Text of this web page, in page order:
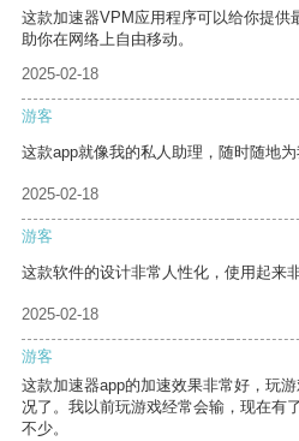
这款加速器VPM应用程序可以给你提供
助你在网络上自由移动。
2025-02-18
游客
这款app就像我的私人助理，随时随地为
2025-02-18
游客
这款软件的设计非常人性化，使用起来
2025-02-18
游客
这款加速器app的加速效果非常好，玩
况了。我以前玩游戏经常会输，现在有
不少。